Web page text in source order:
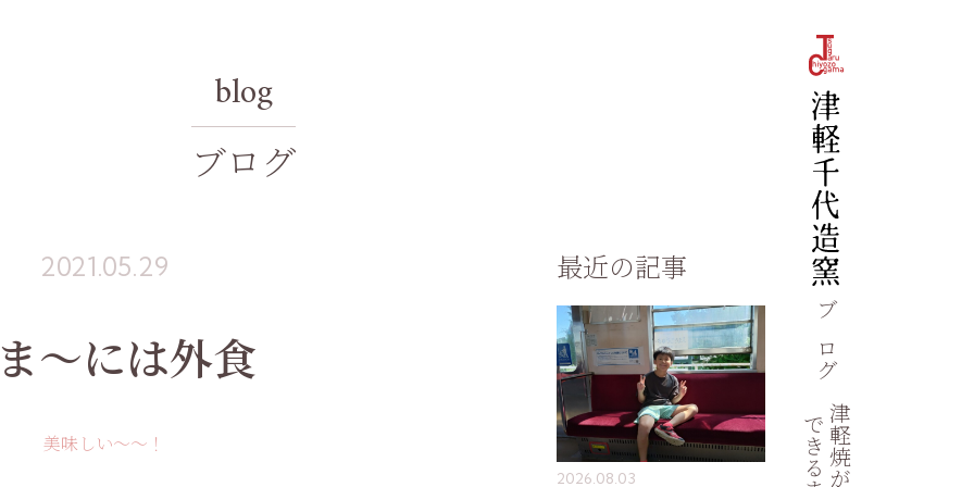
ブログ
津軽焼が
blog
ブログ
2021.05.29
～には外食
美味しい〜〜！
最近の記事
2026.08.03